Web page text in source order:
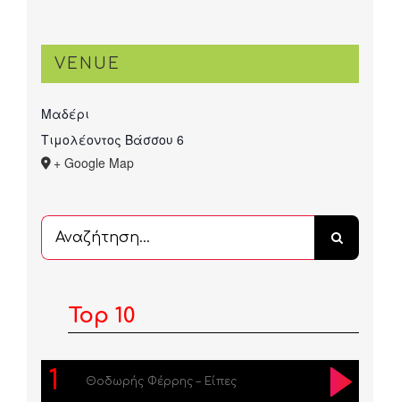
VENUE
Μαδέρι
Τιμολέοντος Βάσσου 6
+ Google Map
Αναζήτηση
...
Top 10
1 Θοδωρής Φέρρης – Είπες